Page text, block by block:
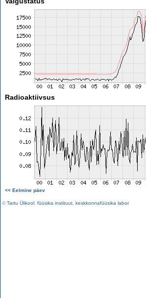
Radioaktiivsus
<< Eelmine päev
©Tartu Ülikool füüsika instituut keskkonnafüüsika labor